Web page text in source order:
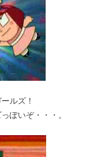
ルズ！
ぽいぞ・・・。